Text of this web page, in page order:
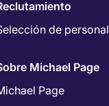
de personal
Michael Page
Page